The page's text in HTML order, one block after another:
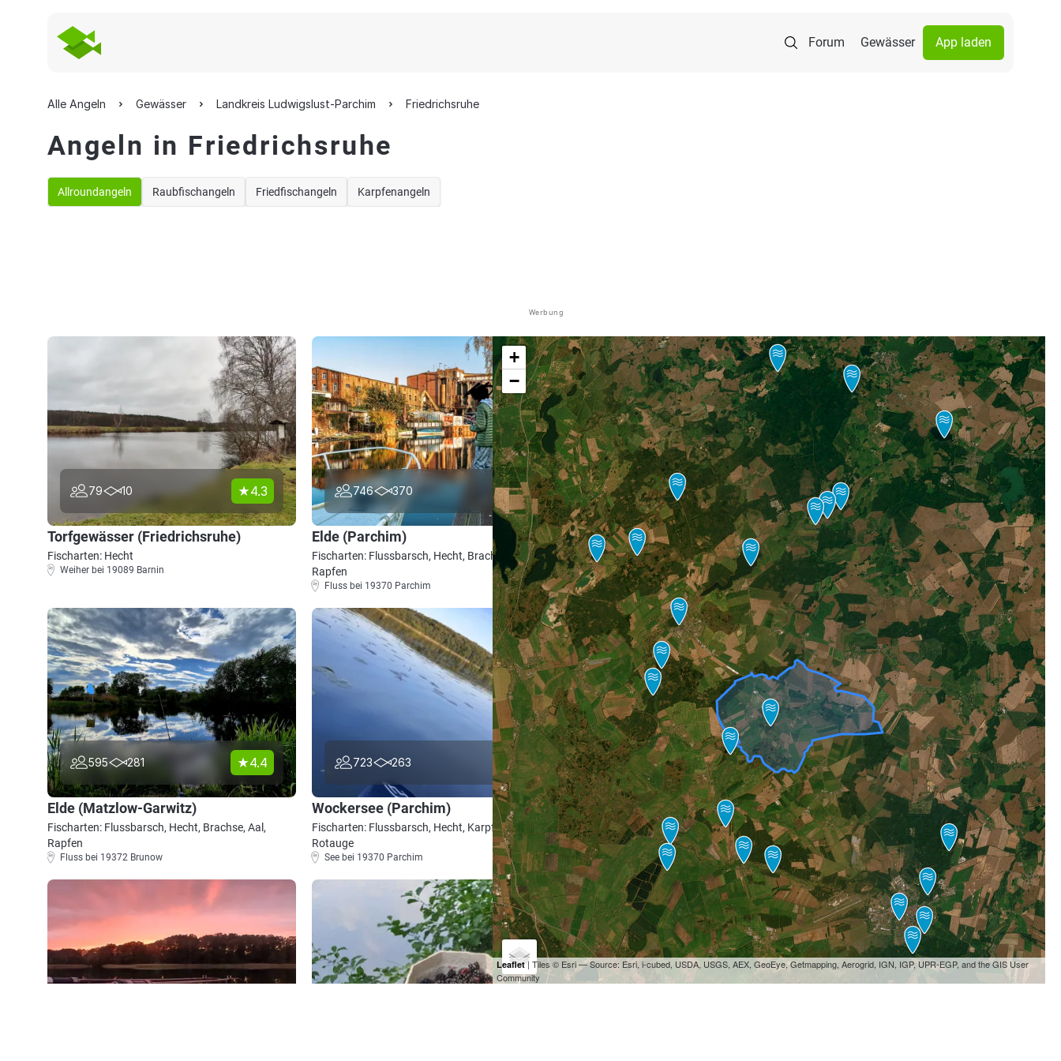
Forum Gewässer App laden
Alle Angeln Gewässer Landkreis Ludwigslust-Parchim Friedrichsruhe
Angeln in Friedrichsruhe
Allroundangeln Raubfischangeln Friedfischangeln Karpfenangeln
Werbung
79 10 4.3
Torfgewässer (Friedrichsruhe)
Fischarten: Hecht
Weiher bei 19089 Barnin
746 370 4.4
Elde (Parchim)
Fischarten: Flussbarsch, Hecht, Brachse, Rotauge,
Rapfen
Fluss bei 19370 Parchim
595 281 4.4
Elde (Matzlow-Garwitz)
Fischarten: Flussbarsch, Hecht, Brachse, Aal,
Rapfen
Fluss bei 19372 Brunow
723 263 4.3
Wockersee (Parchim)
Fischarten: Flussbarsch, Hecht, Karpfen, Zander,
Rotauge
See bei 19370 Parchim
+
−
Leaflet| Tiles © Esri — Source: Esri, i-cubed, USDA, USGS, AEX, GeoEye, Getmapping, Aerogrid, IGN, IGP, UPR-EGP, and the GIS User
Community